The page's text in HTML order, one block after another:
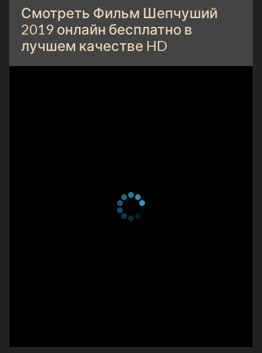
Смотреть Фильм Шепчуший
2019 онлайн бесплатно в
лучшем качестве HD